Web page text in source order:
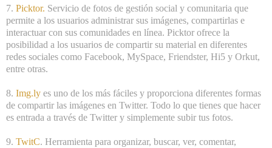
7. Picktor. Servicio de fotos de gestión social y comunitaria que
permite a los usuarios administrar sus imágenes, compartirlas e
interactuar con sus comunidades en línea. Picktor ofrece la
posibilidad a los usuarios de compartir su material en diferentes
redes sociales como Facebook, MySpace, Friendster, Hi5 y Orkut,
entre otras.
8. Img.ly es uno de los más fáciles y proporciona diferentes formas
de compartir las imágenes en Twitter. Todo lo que tienes que hacer
es entrada a través de Twitter y simplemente subir tus fotos.
9. TwitC. Herramienta para organizar, buscar, ver, comentar,